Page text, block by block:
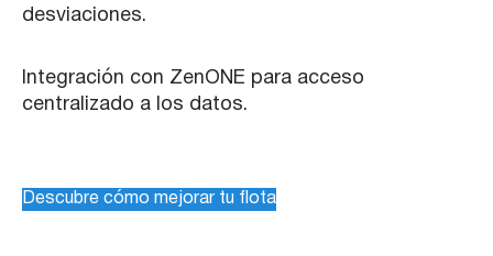
desviaciones.
Integración con ZenONE para acceso
centralizado a los datos.
Descubre cómo mejorar tu flota